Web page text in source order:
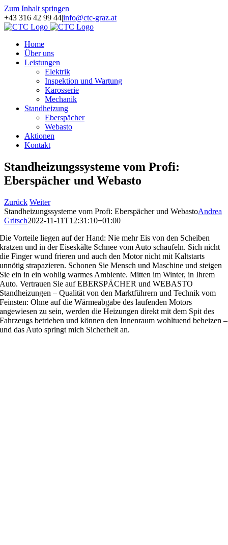
Zum Inhalt springen
+43 316 42 99 44|info@ctc-graz.at
Home
Über uns
Leistungen
Elektrik
Inspektion und Wartung
Karosserie
Mechanik
Standheizung
Eberspächer
Webasto
Aktionen
Kontakt
Standheizungssysteme vom Profi:
Eberspächer und Webasto
Zurück Weiter
Standheizungssysteme vom Profi: Eberspächer und WebastoAndrea
Gritsch2022-11-11T12:31:10+01:00
Die Vorteile liegen auf der Hand: Nie mehr Eis von den Scheiben
kratzen und in der Eiseskälte Schnee vom Auto schaufeln. Sich nicht
die Finger wund frieren und auch den Motor nicht mit Kaltstarts
unnötig strapazieren. Schonen Sie Mensch und Maschine und steigen
Sie ein in ein wohlig warmes Ambiente. Mitten im Winter, in Ihrem
Auto. Vertrauen Sie auf EBERSPÄCHER und WEBASTO
Standheizungen – Qualität von den Marktführern und Technik vom
Feinsten: Ohne auf die Wärmeabgabe des laufenden Motors
angewiesen zu sein, werden die Heizungen direkt mit dem Spit des
Fahrzeugs betrieben und können den Innenraum wohltuend beheizen –
und das Auto springt mich Sicherheit an.